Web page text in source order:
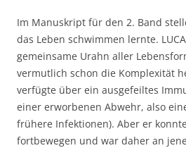
Im Manuskript für den 2. Band
das Leben schwimmen lernte.
gemeinsame Urahn aller
vermutlich schon die Komplexität
verfügte über ein ausgefeiltes
einer erworbenen Abwehr, also
frühere Infektionen). Aber er
fortbewegen und war daher an